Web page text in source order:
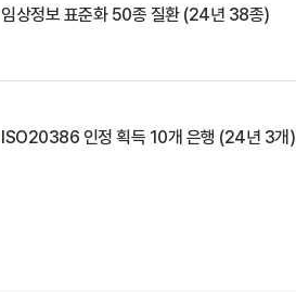
임상정보 표준화 50종 질환 (24년 38종)
ISO20386 인정 획득 10개 은행 (24년 3개)